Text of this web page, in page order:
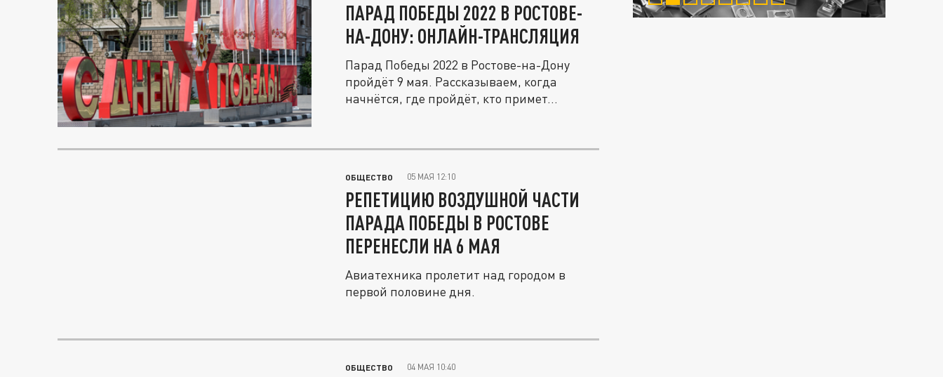
ПАРАД ПОБЕДЫ 2022 В РОСТОВЕ-
НА-ДОНУ: ОНЛАЙН-ТРАНСЛЯЦИЯ
Парад Победы 2022 в Ростове-на-Дону
пройдёт 9 мая. Рассказываем, когда
начнётся, где пройдёт, кто примет...
ОБЩЕСТВО 05 МАЯ 12:10
РЕПЕТИЦИЮ ВОЗДУШНОЙ ЧАСТИ
ПАРАДА ПОБЕДЫ В РОСТОВЕ
ПЕРЕНЕСЛИ НА 6 МАЯ
Авиатехника пролетит над городом в
первой половине дня.
ОБЩЕСТВО 04 МАЯ 10:40